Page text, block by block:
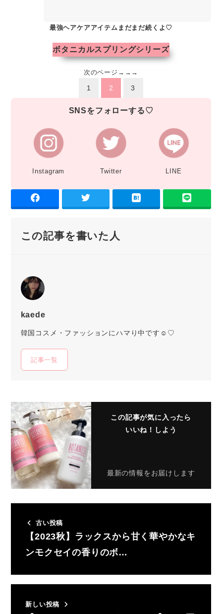
最強ヘアケアアイテムまだまだ続くよ♡
ボタニカルスプリングシリーズ
次のページ→→→
1 2 3
SNSをフォローする♡
Instagram Twitter LINE
この記事を書いた人
kaede
韓国コスメ・ファッションにハマり中です☺♡
記事一覧
この記事が気に入ったら
いいね！しよう
最新の情報をお届けします
古い投稿
【2023秋】ラックスから甘く華やかなキ
ンモクセイの香りのボ…
新しい投稿